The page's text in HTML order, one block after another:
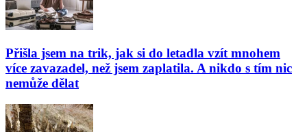
Přišla jsem na trik, jak si do letadla vzít mnohem
více zavazadel, než jsem zaplatila. A nikdo s tím nic
nemůže dělat